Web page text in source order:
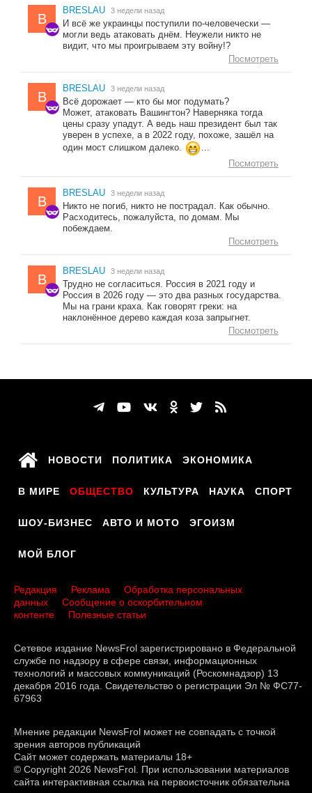
B
BRESLAU 3 недели назад
И всё же украинцы поступили по-человечески —
могли ведь атаковать днём. Неужели никто не
видит, что мы проигрываем эту войну!?
Посмотреть
B
BRESLAU 3 недели назад
Всё дорожает — кто бы мог подумать?
Может, атаковать Вашингтон? Наверняка тогда
цены сразу упадут. А ведь наш президент был так
уверен в успехе, а в 2022 году, похоже, зашёл на
один мост слишком далеко.
...
Посмотреть
B
BRESLAU 3 недели назад
Никто не погиб, никто не пострадал. Как обычно.
Расходитесь, пожалуйста, по домам. Мы
побеждаем.
Посмотреть
B
BRESLAU 3 недели назад
Трудно не согласиться. Россия в 2021 году и
Россия в 2026 году — это два разных государства.
Мы на грани краха. Как говорят греки: на
наклонённое дерево каждая коза запрыгнет.
Посмотреть
НОВОСТИ ПОЛИТИКА ЭКОНОМИКА
В МИРЕ ОБЩЕСТВО КУЛЬТУРА НАУКА СПОРТ
ШОУ-БИЗНЕС АВТО И МОТО ЭГОИЗМ
МОЙ БЛОГ
Редакция Реклама
Обработка персональных
данных
Сообщение о оскорбительном
контенте
Полезные статьи
Сетевое издание NewsFrol зарегистрировано в Федеральной
службе по надзору в сфере связи, информационных
технологий и массовых коммуникаций (Роскомнадзор) 13
декабря 2016 года. Свидетельство о регистрации Эл № ФС77-
67963
Мнение редакции NewsFrol может не совпадать с точкой
зрения авторов публикаций
Сайт может содержать материалы 18+
© Copyright 2026 NewsFrol. При использовании материалов
сайта интерактивная ссылка на первоисточник обязательна